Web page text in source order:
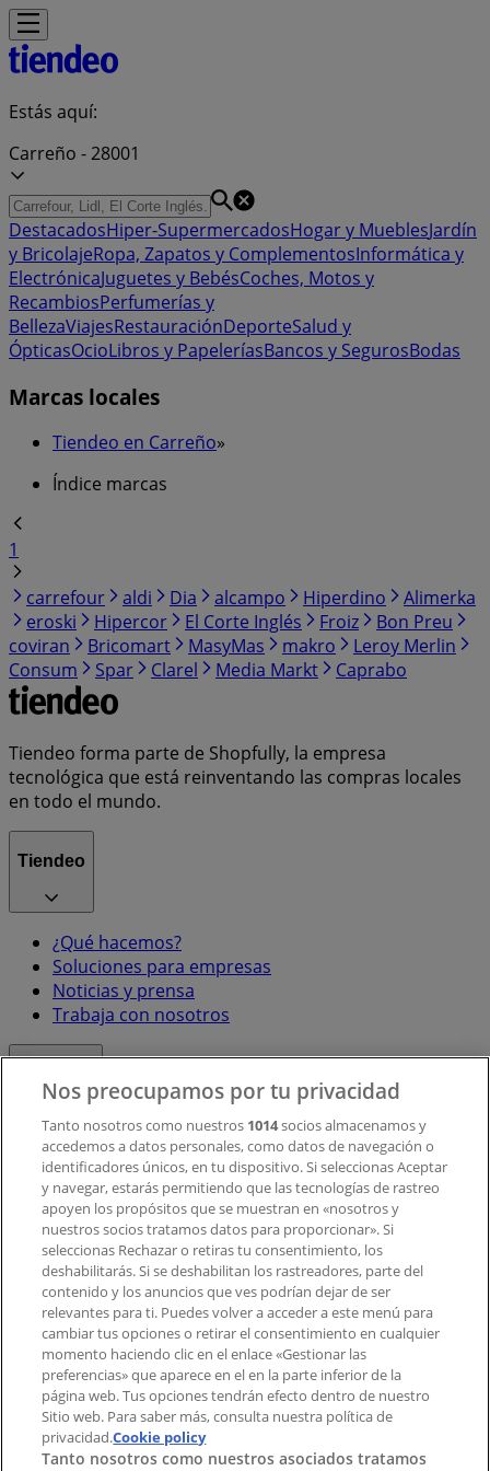
Estás aquí:
Carreño - 28001
DestacadosHiper-SupermercadosHogar y MueblesJardín
y BricolajeRopa, Zapatos y ComplementosInformática y
ElectrónicaJuguetes y BebésCoches, Motos y
RecambiosPerfumerías y
BellezaViajesRestauraciónDeporteSalud y
ÓpticasOcioLibros y PapeleríasBancos y SegurosBodas
Marcas locales
Tiendeo en Carreño»
Índice marcas
1
carrefour
aldi Dia alcampo Hiperdino
Alimerka
eroski
Hipercor El Corte Inglés Froiz
Bon Preu
coviran
Bricomart MasyMas makro
Leroy Merlin
Consum
Spar Clarel Media Markt Caprabo
Tiendeo forma parte de Shopfully, la empresa
tecnológica que está reinventando las compras locales
en todo el mundo.
Tiendeo
¿Qué hacemos?
Soluciones para empresas
Noticias y prensa
Trabaja con nosotros
Contacto comercial y de marketing
Tienda mal colocada en el mapa
Notificar un folleto
¿Encontraste un problema en la web o en la
aplicación?
Índices
Marcas
Marcas locales
Negocios
Negocios cercanos
Nos preocupamos por tu privacidad
Tanto nosotros como nuestros 1014socios almacenamos y
accedemos a datos personales, como datos de navegación o
identificadores únicos, en tu dispositivo. Si seleccionas Aceptar
y navegar, estarás permitiendo que las tecnologías de rastreo
apoyen los propósitos que se muestran en «nosotros y
nuestros socios tratamos datos para proporcionar». Si
seleccionas Rechazar o retiras tu consentimiento, los
deshabilitarás. Si se deshabilitan los rastreadores, parte del
contenido y los anuncios que ves podrían dejar de ser
relevantes para ti. Puedes volver a acceder a este menú para
cambiar tus opciones o retirar el consentimiento en cualquier
momento haciendo clic en el enlace «Gestionar las
preferencias» que aparece en el en la parte inferior de la
página web. Tus opciones tendrán efecto dentro de nuestro
Sitio web. Para saber más, consulta nuestra política de
privacidad.Cookie policy
Tanto nosotros como nuestros asociados tratamos